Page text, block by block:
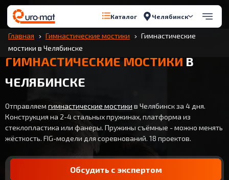
Каталог Челябинск
Главная Гимнастические мостики
Гимнастические
мостики в Челябинске
ГИМНАСТИЧЕСКИЕ МОСТИКИ В
ЧЕЛЯБИНСКЕ
Отправляем гимнастические мостики в Челябинск за 4 дня.
Конструкция на 2-4 стальных пружинах, платформа из
стеклопластика или фанеры. Пружины съёмные - можно менять
жёсткость. FIG-модели для соревнований. 18 проектов.
Обсудить с экспертом